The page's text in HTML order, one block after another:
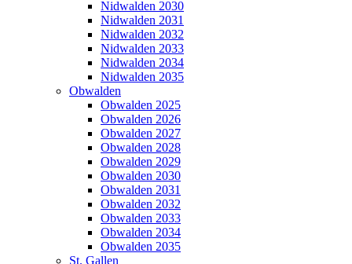
Nidwalden 2030
Nidwalden 2031
Nidwalden 2032
Nidwalden 2033
Nidwalden 2034
Nidwalden 2035
Obwalden
Obwalden 2025
Obwalden 2026
Obwalden 2027
Obwalden 2028
Obwalden 2029
Obwalden 2030
Obwalden 2031
Obwalden 2032
Obwalden 2033
Obwalden 2034
Obwalden 2035
St. Gallen